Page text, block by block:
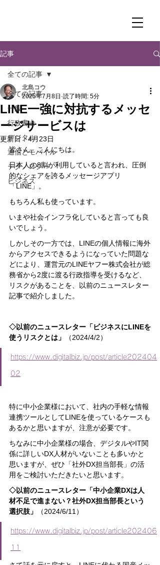
記事
全ての記事
一般
行政書士
デジタル
通信とモバイル
テクノロジー
ビジネス
全ての記事
LINE一強に対抗するメッセ
ージサービスは
北島コウ
2025年7月8日 読了時間: 5分
更新日：4月23日
皆さん、こんにちは。
日本人の8割が利用していると言われ、圧倒
的なシェアを誇るメッセージアプリ
「LINE」。
もちろん私も使っています。
いまや社会インフラ化していると言っても良
いでしょう。
しかしその一方では、LINEの個人情報に海外
からアクセスできるようになっていた問題な
どにより、運営元のLINEヤフー株式会社が総
務省から2度に渡る行政指導を受けるなど、
リスクがあることを、以前のニュースレター
記事で紹介しました。
◇以前のニュースレター「ビジネスにLINEを
使うリスクとは」
（2024/4/2）
https://www.digitalbiz.jp/post/article202404
02
特に中小企業様において、社内の手軽な情報
連携ツールとしてLINEを使っているケースも
あるかと思いますが、注意が必要です。
ちなみに中小企業様の場合、デジタルやIT関
係に詳しいDX人材がいないことも多いかと
思いますが、ぜひ「社外DX担当部長」の活
用をご検討いただきたいと思います。
◇以前のニュースレター「中小企業DXは人
材不足で進まない？社外DX担当部長という
選択肢」
（2024/6/11）
https://www.digitalbiz.jp/post/article202406
11